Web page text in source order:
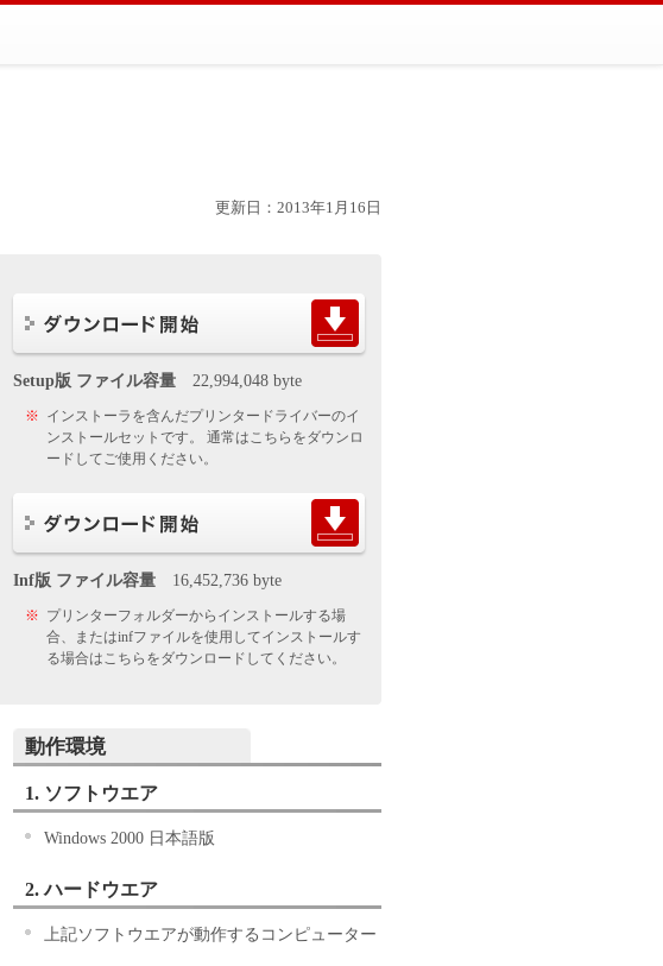
更新日：2013年1月16日
Setup版 ファイル容量 22,994,048 byte
※ インストーラを含んだプリンタードライバーのイ
ンストールセットです。 通常はこちらをダウンロ
ードしてご使用ください。
Inf版 ファイル容量 16,452,736 byte
※ プリンターフォルダーからインストールする場
合、またはinfファイルを使用してインストールす
る場合はこちらをダウンロードしてください。
動作環境
1. ソフトウエア
Windows 2000 日本語版
2. ハードウエア
上記ソフトウエアが動作するコンピューター